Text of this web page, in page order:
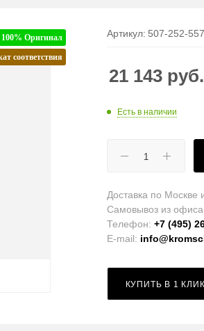
100% Оригинал
соответствия
Артикул: 507-252-557
21 143 руб.
Есть в наличии
Доставка по Москве
Самовывоз из
Телефон:+7 (495)
E-mail:
КУПИТЬ В 1 КЛИК